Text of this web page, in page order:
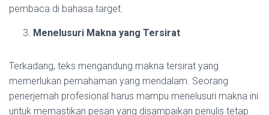
pembaca di bahasa target.
Menelusuri Makna yang Tersirat
Terkadang, teks mengandung makna tersirat yang
memerlukan pemahaman yang mendalam. Seorang
penerjemah profesional harus mampu menelusuri makna ini
untuk memastikan pesan yang disampaikan penulis tetap